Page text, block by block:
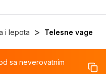
i lepota > Telesne vage
%
sa neverovatnim